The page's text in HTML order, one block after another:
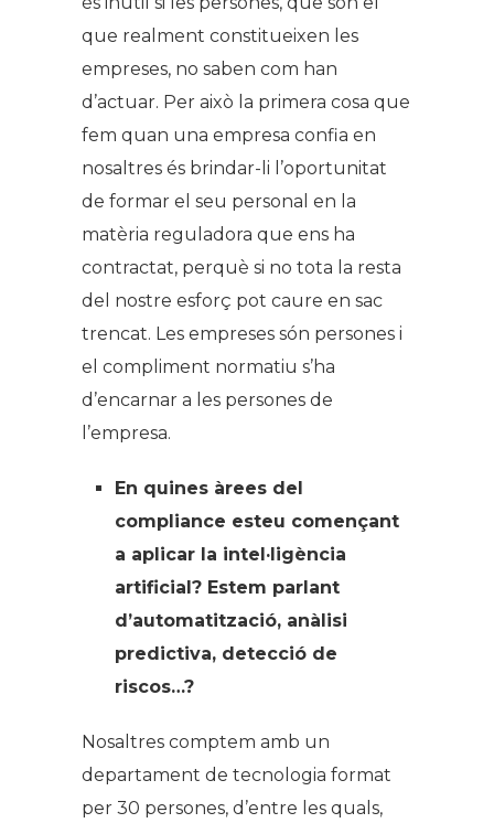
que realment constitueixen les
empreses, no saben com han
d’actuar. Per això la primera cosa que
fem quan una empresa confia en
nosaltres és brindar-li l’oportunitat
de formar el seu personal en la
matèria reguladora que ens ha
contractat, perquè si no tota la resta
del nostre esforç pot caure en sac
trencat. Les empreses són persones i
el compliment normatiu s’ha
d’encarnar a les persones de
l’empresa.
En quines àrees del
compliance esteu començant
a aplicar la intel·ligència
artificial? Estem parlant
d’automatització, anàlisi
predictiva, detecció de
riscos…?
Nosaltres comptem amb un
departament de tecnologia format
per 30 persones, d’entre les quals,